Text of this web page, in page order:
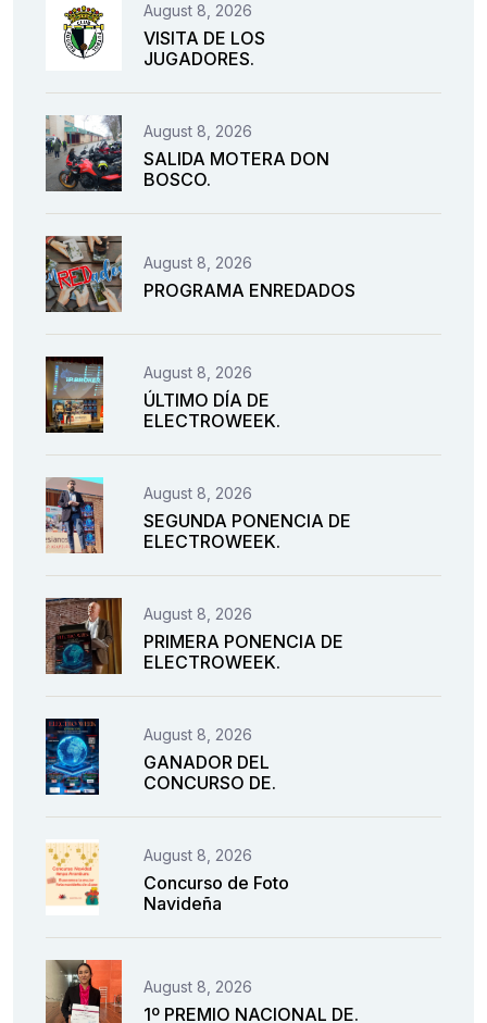
August 8, 2026
VISITA DE LOS
JUGADORES.
August 8, 2026
SALIDA MOTERA DON
BOSCO.
August 8, 2026
PROGRAMA ENREDADOS
August 8, 2026
ÚLTIMO DÍA DE
ELECTROWEEK.
August 8, 2026
SEGUNDA PONENCIA DE
ELECTROWEEK.
August 8, 2026
PRIMERA PONENCIA DE
ELECTROWEEK.
August 8, 2026
GANADOR DEL
CONCURSO DE.
August 8, 2026
Concurso de Foto
Navideña
August 8, 2026
1º PREMIO NACIONAL DE.